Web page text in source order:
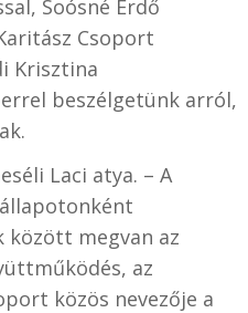
Soósné Erdő
Csoport
Krisztina
beszélgetünk arról,
Laci atya. – A
között megvan az
az
közös nevezője a